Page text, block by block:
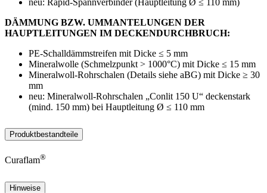
neu: Rapid-Spannverbinder (Hauptleitung Ø ≤ 110 mm)
DÄMMUNG BZW. UMMANTELUNGEN DER
HAUPTLEITUNGEN IM DECKENDURCHBRUCH:
PE-Schalldämmstreifen mit Dicke ≤ 5 mm
Mineralwolle (Schmelzpunkt > 1000°C) mit Dicke ≤ 15 mm
Mineralwoll-Rohrschalen (Details siehe aBG) mit Dicke ≥ 30
mm
neu: Mineralwoll-Rohrschalen „Conlit 150 U“ deckenstark
(mind. 150 mm) bei Hauptleitung Ø ≤ 110 mm
Produktbestandteile
Curaflam®
Hinweise